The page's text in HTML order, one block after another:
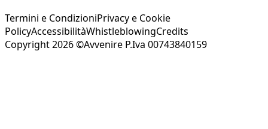
Termini e CondizioniPrivacy e Cookie
PolicyAccessibilitàWhistleblowingCredits
Copyright 2026 ©Avvenire P.Iva 00743840159